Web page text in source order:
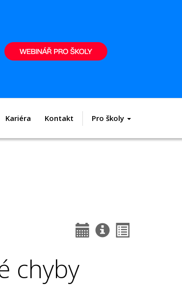
Kariéra Kontakt Pro školy
chyby